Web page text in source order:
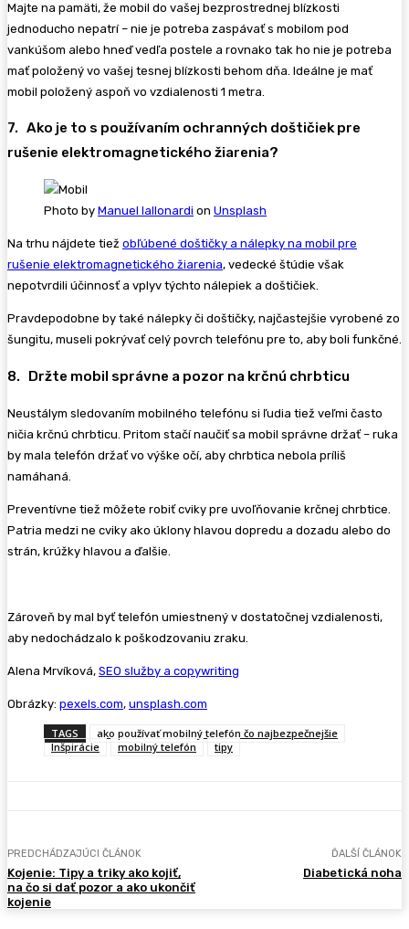
Majte na pamäti, že mobil do vašej bezprostrednej blízkosti
jednoducho nepatrí – nie je potreba zaspávať s mobilom pod
vankúšom alebo hneď vedľa postele a rovnako tak ho nie je potreba
mať položený vo vašej tesnej blízkosti behom dňa. Ideálne je mať
mobil položený aspoň vo vzdialenosti 1 metra.
7. Ako je to s používaním ochranných doštičiek pre
rušenie elektromagnetického žiarenia?
Photo by Manuel Iallonardi on Unsplash
Na trhu nájdete tiež obľúbené doštičky a nálepky na mobil pre
rušenie elektromagnetického žiarenia, vedecké štúdie však
nepotvrdili účinnosť a vplyv týchto nálepiek a doštičiek.
Pravdepodobne by také nálepky či doštičky, najčastejšie vyrobené zo
šungitu, museli pokrývať celý povrch telefónu pre to, aby boli funkčné.
8. Držte mobil správne a pozor na krčnú chrbticu
Neustálym sledovaním mobilného telefónu si ľudia tiež veľmi často
ničia krčnú chrbticu. Pritom stačí naučiť sa mobil správne držať – ruka
by mala telefón držať vo výške očí, aby chrbtica nebola príliš
namáhaná.
Preventívne tiež môžete robiť cviky pre uvoľňovanie krčnej chrbtice.
Patria medzi ne cviky ako úklony hlavou dopredu a dozadu alebo do
strán, krúžky hlavou a ďalšie.
Zároveň by mal byť telefón umiestnený v dostatočnej vzdialenosti,
aby nedochádzalo k poškodzovaniu zraku.
Alena Mrvíková, SEO služby a copywriting
Obrázky: pexels.com, unsplash.com
TAGS
ako používať mobilný telefón čo najbezpečnejšie
Inšpirácie
mobilný telefón tipy
PREDCHÁDZAJÚCI ČLÁNOK
Kojenie: Tipy a triky ako kojiť,
na čo si dať pozor a ako ukončiť
kojenie
ĎALŠÍ ČLÁNOK
Diabetická noha